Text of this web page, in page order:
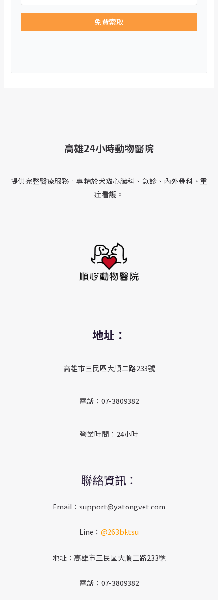
免費索取
高雄24小時動物醫院
提供完整醫療服務，專精於犬貓心臟科、急診、內外骨科、重
症看護。
地址：
高雄市三民區大順二路233號
電話：07-3809382
營業時間：24小時
聯絡資訊：
Email：support@yatongvet.com
Line： @263bktsu
地址：高雄市三民區大順二路233號
電話：07-3809382